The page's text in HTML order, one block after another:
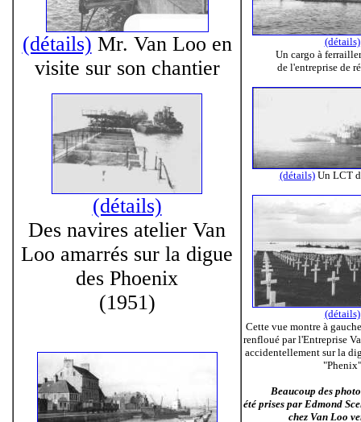
(détails) Mr. Van Loo en
visite sur son chantier
(détails)
Des navires atelier Van
Loo amarrés sur la digue
des Phoenix
(1951)
(détails)
Un cargo à
de l'entreprise de
(détails)Un LCT
(détails)
Cette vue montre à
renfloué par l'Entreprise
accidentellement sur la
"Phenix"
Beaucoup des
été prises par Edmond
chez Van Loo